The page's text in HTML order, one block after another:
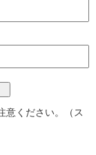
意ください。（ス